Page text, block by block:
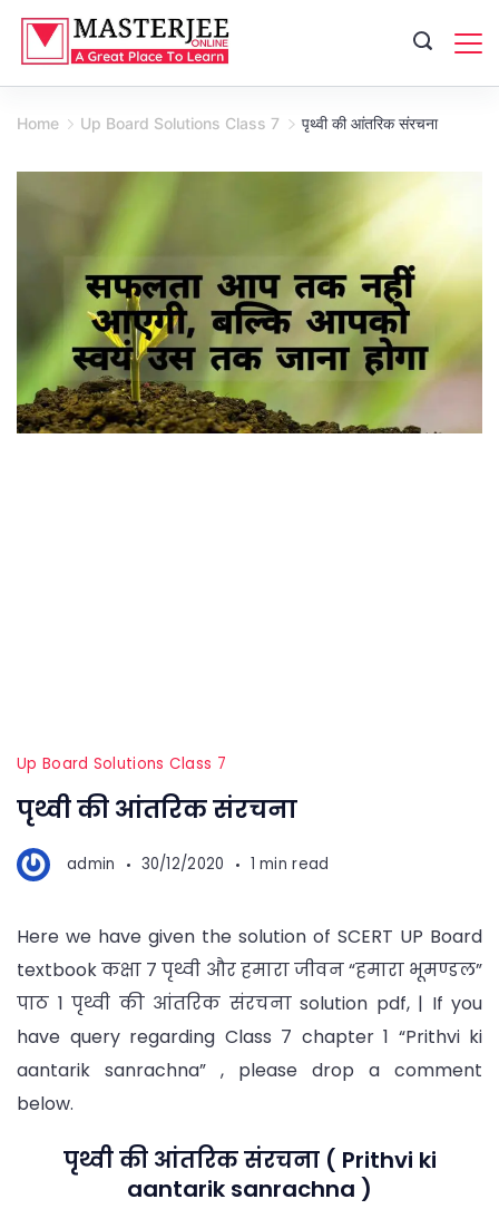
Skip
content
Home Up Board Solutions Class 7 पृथ्वी की आंतरिक संरचना
Up Board Solutions Class 7
पृथ्वी की आंतरिक संरचना
admin 30/12/2020 1 min read
Here we have given the solution of SCERT UP Board
textbook कक्षा 7 पृथ्वी और हमारा जीवन “हमारा भूमण्डल”
पाठ 1 पृथ्वी की आंतरिक संरचना solution pdf, | If you
have query regarding Class 7 chapter 1 “Prithvi ki
aantarik sanrachna” , please drop a comment
below.
पृथ्वी की आंतरिक संरचना ( Prithvi ki
aantarik sanrachna )